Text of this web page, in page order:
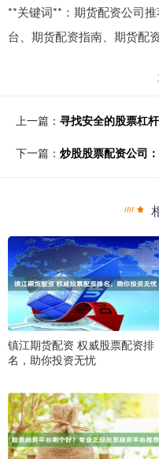
**关键词**：期货配资公司
台、期货配资指南、期货配
上一篇： 寻找安全的股票杠
下一篇： 炒股股票配资公司
镇江期货配资 权威股票配资排
名，助你投资无忧